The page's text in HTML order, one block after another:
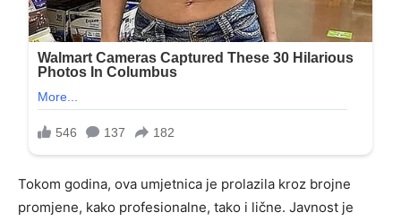
Tokom godina, ova umjetnica je prolazila kroz brojne
promjene, kako profesionalne, tako i lične. Javnost je